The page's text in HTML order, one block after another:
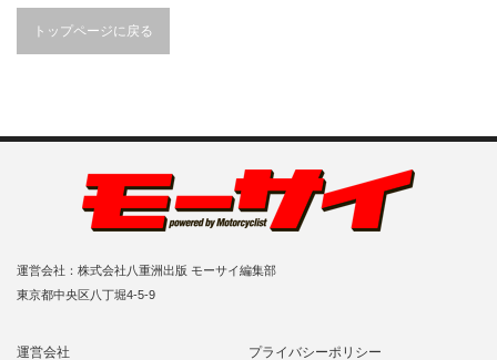
トップページに戻る
運営会社：株式会社八重洲出版 モーサイ編集部
東京都中央区八丁堀4-5-9
運営会社 プライバシーポリシー